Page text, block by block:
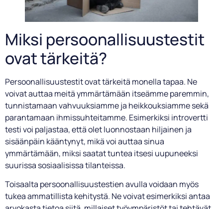
Miksi persoonallisuustestit
ovat tärkeitä?
Persoonallisuustestit ovat tärkeitä monella tapaa. Ne
voivat auttaa meitä ymmärtämään itseämme paremmin,
tunnistamaan vahvuuksiamme ja heikkouksiamme sekä
parantamaan ihmissuhteitamme. Esimerkiksi introvertti
testi voi paljastaa, että olet luonnostaan hiljainen ja
sisäänpäin kääntynyt, mikä voi auttaa sinua
ymmärtämään, miksi saatat tuntea itsesi uupuneeksi
suurissa sosiaalisissa tilanteissa.
Toisaalta persoonallisuustestien avulla voidaan myös
tukea ammatillista kehitystä. Ne voivat esimerkiksi antaa